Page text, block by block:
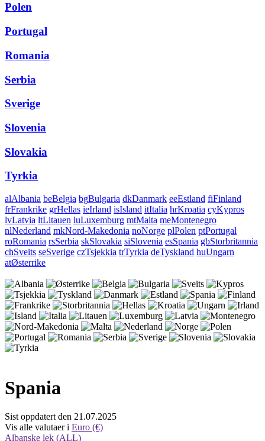
Polen
Portugal
Romania
Serbia
Sverige
Slovenia
Slovakia
Tyrkia
alAlbania beBelgia bgBulgaria dkDanmark eeEstland fiFinland
frFrankrike grHellas ieIrland isIsland itItalia hrKroatia cyKypros
lvLatvia ltLitauen luLuxemburg mtMalta meMontenegro
nlNederland mkNord-Makedonia noNorge plPolen ptPortugal
roRomania rsSerbia skSlovakia siSlovenia esSpania gbStorbritannia
chSveits seSverige czTsjekkia trTyrkia deTyskland huUngarn
atØsterrike
Spania
Sist oppdatert den 21.07.2025
Vis alle valutaer i Euro (€)
Albanske lek (ALL)